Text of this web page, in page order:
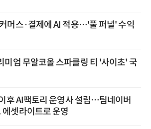
머스·결제에 AI 적용…'풀 퍼널' 수익
미엄 무알코올 스파클링 티 '사이초' 국
후 AI팩토리 운영사 설립…팀네이버
에셋라이트로 운영